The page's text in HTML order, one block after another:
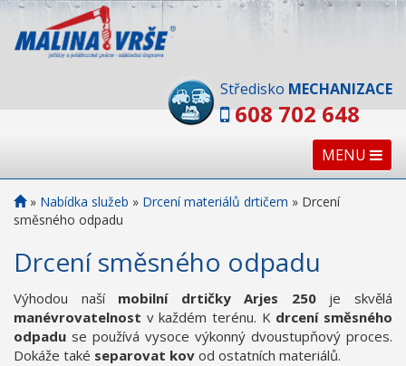
Středisko MECHANIZACE
608 702 648
MENU
» Nabídka služeb » Drcení materiálů drtičem » Drcení
směsného odpadu
Drcení směsného odpadu
Výhodou naší mobilní drtičky Arjes 250je skvělá
manévrovatelnost v každém terénu. K drcení směsného
odpadu se používá vysoce výkonný dvoustupňový proces.
Dokáže také separovat kov od ostatních materiálů.